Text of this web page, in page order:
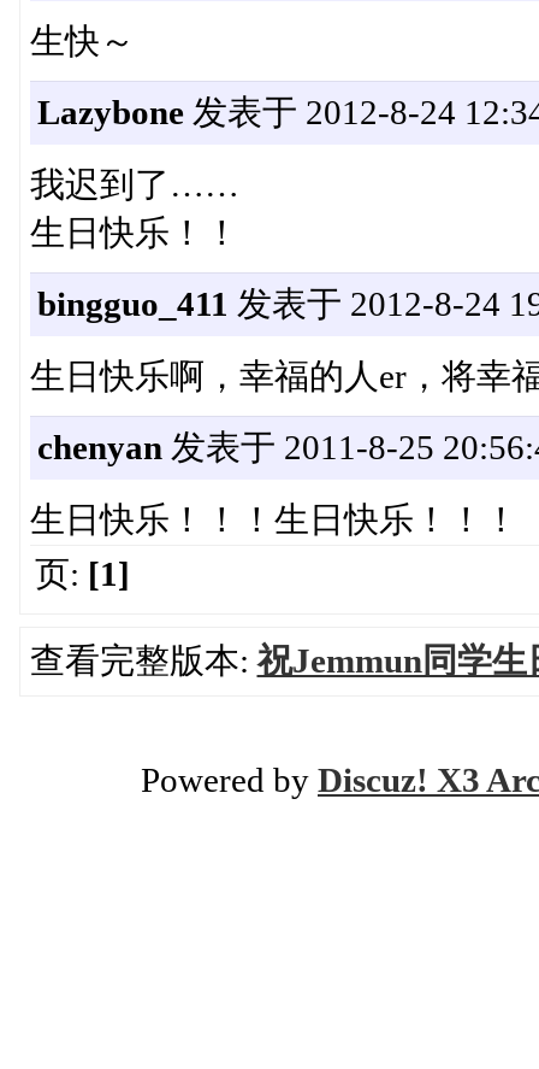
生快～
Lazybone发表于 2012-8-24
我迟到了……
生日快乐！！
bingguo_411 发表于 2012-8-24
生日快乐啊，幸福的人er，将幸
chenyan 发表于 2011-8-25
生日快乐！！！生日快乐！！！
页: [1]
查看完整版本:祝Jemmun同学生
Powered by Discuz! X3